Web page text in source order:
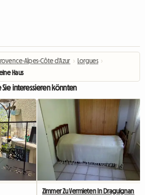
Alpes-Côte d'Azur › Lorgues ›
Haus
interessieren könnten
Zimmer Zu Vermieten In Draguignan